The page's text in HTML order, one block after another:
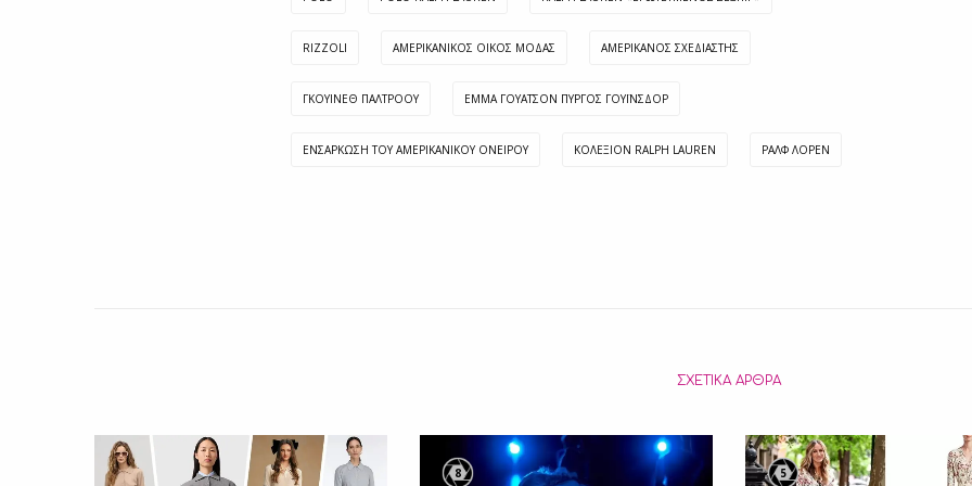
RIZZOLI ΑΜΕΡΙΚΑΝΙΚΌΣ ΟΊΚΟΣ ΜΌΔΑΣ ΑΜΕΡΙΚΑΝΌΣ ΣΧΕΔΙΑΣΤΉΣ
ΓΚΟΥΙΝΕΘ ΠΑΛΤΡΟΟΥ ΈΜΜΑ ΓΟΥΆΤΣΟΝ ΠΎΡΓΟΣ ΓΟΥΪΝΣΔΟΡ
ΕΝΣΆΡΚΩΣΗ ΤΟΥ ΑΜΕΡΙΚΑΝΙΚΟΎ ΟΝΕΊΡΟΥ ΚΟΛΕΞΙΌΝ RALPH LAUREN ΡΑΛΦ ΛΌΡΕΝ
ΣΧΕΤΙΚΆ ΆΡΘΡΑ
8 5